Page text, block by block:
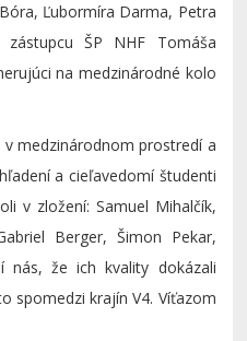
Ľubormíra Darma, Petra
ŠP NHF Tomáša
na medzinárodné kolo
medzinárodnom prostredí a
a cieľavedomí študenti
v zložení: Samuel Mihalčík,
Berger, Šimon Pekar,
nás, že ich kvality dokázali
spomedzi krajín V4. Víťazom